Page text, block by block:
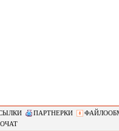
ПАРТНЕРКИ